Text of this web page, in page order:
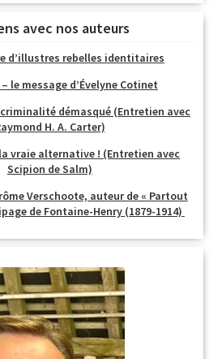
avec nos auteurs
d’illustres rebelles identitaires
le message d’Évelyne Cotinet
démasqué (Entretien avec
H. A. Carter)
vraie alternative ! (Entretien avec
Scipion de Salm)
Verschoote, auteur de « Partout
de Fontaine-Henry (1879-1914)